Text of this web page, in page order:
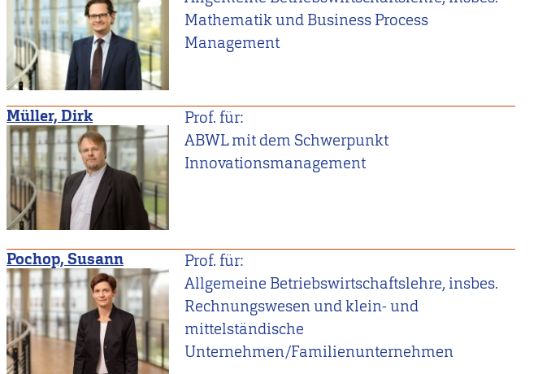
Mathematik und Business Process
Management
Müller, Dirk
Prof. für:
ABWL mit dem Schwerpunkt
Innovationsmanagement
Pochop, Susann
Prof. für:
Allgemeine Betriebswirtschaftslehre, insbes.
Rechnungswesen und klein- und
mittelständische
Unternehmen/Familienunternehmen